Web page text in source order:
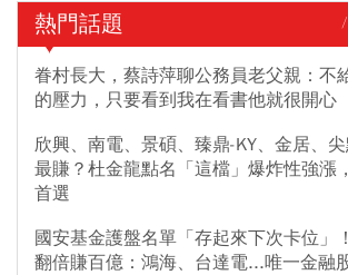
熱門話題
眷村長大，蔡詩萍聊公務員老父親：不
的壓力，只要看到我在看書他就很開心
欣興、南電、景碩、臻鼎-KY、金居、
最賺？杜金龍點名「這檔」爆炸性強漲
首選
國安基金護盤名單「存起來下次卡位」
翻倍賺百億：鴻海、台達電...唯一金融